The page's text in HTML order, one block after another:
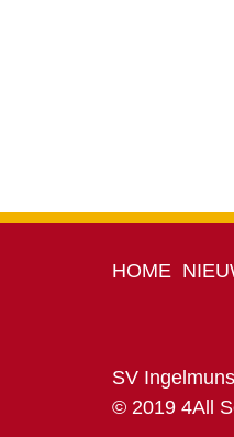
HOME
SV
© 2019 4All